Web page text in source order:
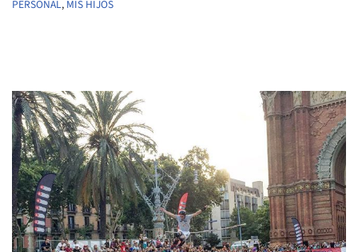
PERSONAL, MIS HIJOS